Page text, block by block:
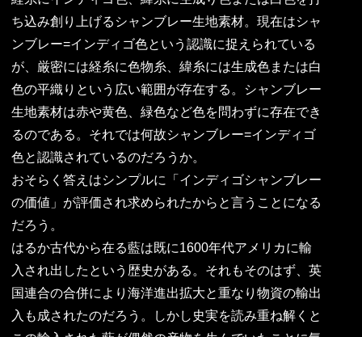
ち込み創り上げるシャンブレー生地素材。現在はシャ
ンブレー=インディゴ色という認識に捉えられている
が、厳密には経糸に色物糸、緯糸には生成色または白
色の平織りという広い範囲が存在する。シャンブレー
生地素材は赤や黄色、緑色など色を問わずに存在でき
るのである。それでは何故シャンブレー=インディゴ
色と認識されているのだろうか。
おそらく答えはシンプルに「インディゴシャンブレー
の価値」が評価され求められたからと言うことになる
だろう。
はるか古代から在る藍は既に1600年代アメリカに輸
入され出したという歴史がある。それもそのはず、英
国連合の合併により海洋進出拡大と重なり物資の輸出
入も成されたのだろう。しかし史実を読み重ね解くと